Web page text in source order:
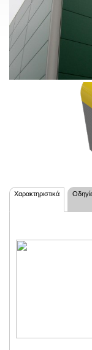
Χαρακτηριστικά